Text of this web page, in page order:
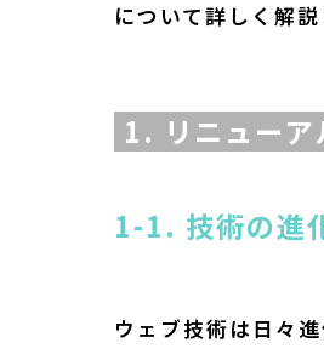
について詳しく解説
1. リニューア
1-1. 技術の進
ウェブ技術は日々